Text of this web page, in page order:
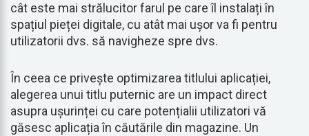
cât este mai strălucitor farul pe care îl instalați în
spațiul pieței digitale, cu atât mai ușor va fi pentru
utilizatorii dvs. să navigheze spre dvs.
În ceea ce privește optimizarea titlului aplicației,
alegerea unui titlu puternic are un impact direct
asupra ușurinței cu care potențialii utilizatori vă
găsesc aplicația în căutările din magazine. Un